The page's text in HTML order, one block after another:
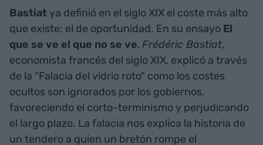
Bastiat ya definió en el siglo XIX el coste más alto
que existe: el de oportunidad. En su ensayo El
que se ve el que no se ve, Frédéric Bastiat,
economista francés del siglo XIX, explicó a través
de la "Falacia del vidrio roto" como los costes
ocultos son ignorados por los gobiernos,
favoreciendo el corto-terminismo y perjudicando
el largo plazo. La falacia nos explica la historia de
un tendero a quien un bretón rompe el